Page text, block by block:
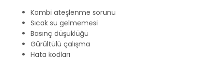
Kombi ateşlenme sorunu
Sıcak su gelmemesi
Basınç düşüklüğü
Gürültülü çalışma
Hata kodları